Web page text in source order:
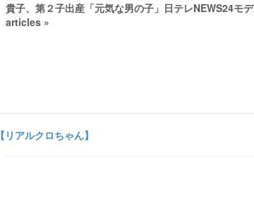
貴子、第２子出産「元気な男の子」日テレNEWS24
articles »
【リアルクロちゃん】